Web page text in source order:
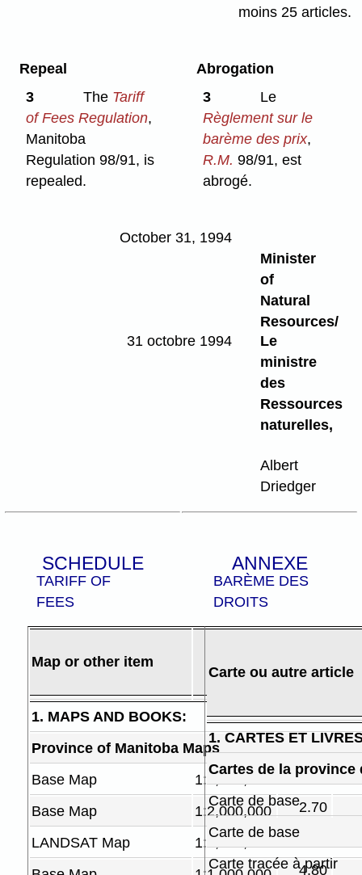
moins 25 articles.
Repeal
3
The Tariff
of Fees Regulation,
Manitoba
Regulation 98/91, is
repealed.
Abrogation
3
Le
Règlement sur le
barème des prix,
R.M.98/91, est
abrogé.
October 31, 1994
Minister
of
Natural
Resources/
31 octobre 1994
Le
ministre
des
Ressources
naturelles,
Albert
Driedger
SCHEDULE
TARIFF OF
FEES
Map or other item
1. MAPS AND BOOKS:
Province of Manitoba Maps
Base Map
1:5,000,000 $ .36
Base Map 1:2,000,000 2.70
LANDSAT Map 1:2,000,000 2.70
4.80
ANNEXE
BARÈME DES
DROITS
Carte ou autre article
1. CARTES ET
Cartes de la province
Carte de base
Carte de base
Carte tracée à partir